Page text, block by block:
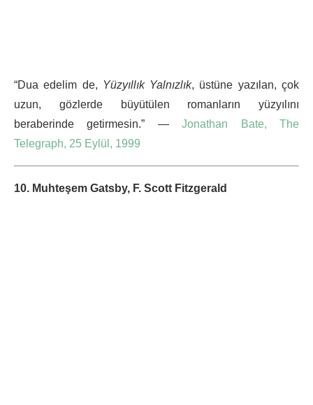
“Dua edelim de, Yüzyıllık Yalnızlık, üstüne yazılan, çok
uzun, gözlerde büyütülen romanların yüzyılını
beraberinde getirmesin.” —Jonathan Bate, The
Telegraph, 25 Eylül, 1999
10. Muhteşem Gatsby, F. Scott Fitzgerald